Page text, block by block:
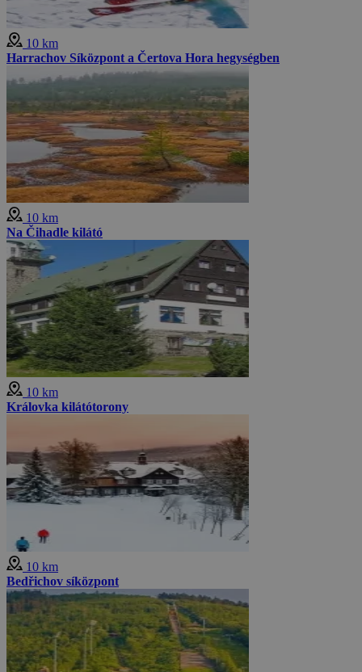
10 km
Harrachov Síközpont a Čertova Hora hegységben
10 km
Na Čihadle kilátó
10 km
Královka kilátótorony
10 km
Bedřichov síközpont